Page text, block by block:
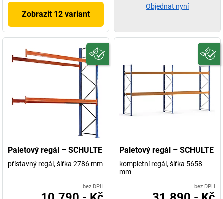
Zobrazit 12 variant
Paletový regál – SCHULTE
přístavný regál, šířka 2786 mm
bez DPH
Paletový regál – SCHULTE
kompletní regál, šířka 5658
mm
bez DPH
Objednat nyní